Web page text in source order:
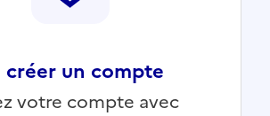
créer un compte
votre compte avec